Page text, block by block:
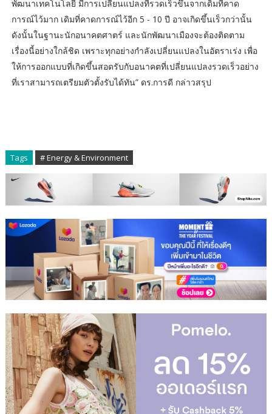
พัฒนาเทคโนโลยี มีการเปลี่ยนแปลงที่รวดเร็วขึ้นจากเดิมที่คาด
การณ์ไว้มาก เดิมที่คาดการณ์ไว้อีก 5 - 10 ปี อาจเกิดขึ้นเร็วกว่านั้น
ดังนั้นในฐานะนักอนาคตศาตร์ และนักพัฒนาเมืองจะต้องติดตาม
เรื่องนี้อย่างใกล้ชิด เพราะทุกอย่างกำลังเปลี่ยนแปลงในอัตราเร่ง เพื่อ
ให้การออกแบบที่เกิดขึ้นสอดรับกับอนาคตที่เปลี่ยนแปลงรวดเร็วอย่าง
ที่เราสามารถเตรียมตัวตั้งรับได้ทัน” ดร.การดี กล่าวสรุป
Tags # Energy & Environment